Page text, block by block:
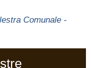
Comunale -